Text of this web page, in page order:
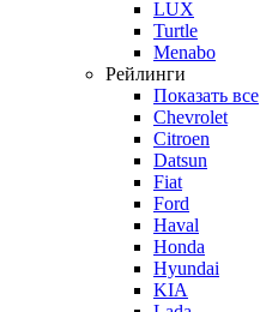
LUX
Turtle
Menabo
Рейлинги
Показать все
Chevrolet
Citroen
Datsun
Fiat
Ford
Haval
Honda
Hyundai
KIA